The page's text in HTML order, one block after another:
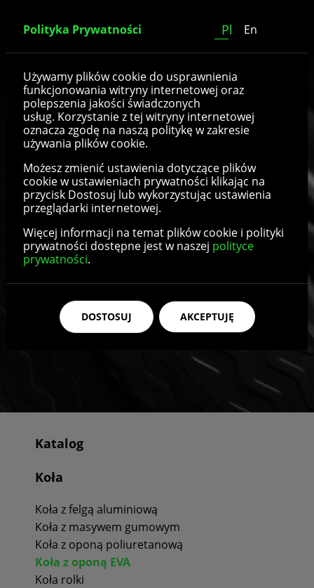
Koła z oponą EVA
Katalog
Koła
Koła z felgą aluminiową
Koła z masywem gumowym
Koła z oponą poliuretanową
Koła z oponą EVA
Koła rolki
Polityka Prywatności Pl En
Używamy plików cookie do usprawnienia
funkcjonowania witryny internetowej oraz
polepszenia jakości świadczonych
usług. Korzystanie z tej witryny internetowej
oznacza zgodę na naszą politykę w zakresie
używania plików cookie.
Możesz zmienić ustawienia dotyczące plików
cookie w ustawieniach prywatności klikając na
przycisk Dostosuj lub wykorzystując ustawienia
przeglądarki internetowej.
Więcej informacji na temat plików cookie i polityki
prywatności dostępne jest w naszej polityce
prywatności.
DOSTOSUJ AKCEPTUJĘ